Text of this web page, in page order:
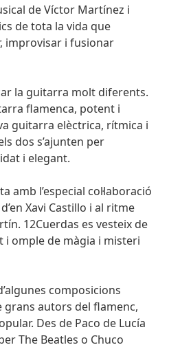
de Víctor Martínez i
de tota la vida que
improvisar i fusionar
la guitarra molt diferents.
flamenca, potent i
guitarra elèctrica, rítmica i
dos s’ajunten per
i elegant.
amb l’especial col·laboració
Xavi Castillo i al ritme
12Cuerdas es vesteix de
i omple de màgia i misteri
composicions
grans autors del flamenc,
Des de Paco de Lucía
The Beatles o Chuco